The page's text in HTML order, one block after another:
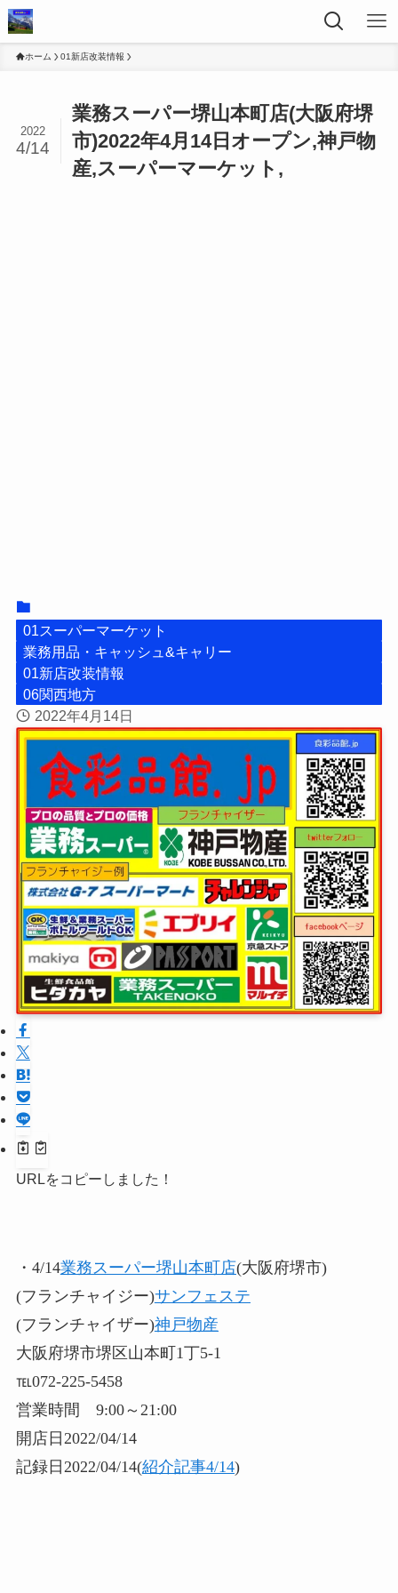
ホーム 01新店改装情報
業務スーパー堺山本町店(大阪府堺
市)2022年4月14日オープン,神戸物
産,スーパーマーケット,
2022
4/14
01スーパーマーケット
業務用品・キャッシュ&キャリー
01新店改装情報
06関西地方
2022年4月14日
URLをコピーしました！
・4/14業務スーパー堺山本町店(大阪府堺市)
(フランチャイジー)サンフェステ
(フランチャイザー)神戸物産
大阪府堺市堺区山本町1丁5-1
℡072-225-5458
営業時間 9:00～21:00
開店日2022/04/14
記録日2022/04/14(紹介記事4/14)